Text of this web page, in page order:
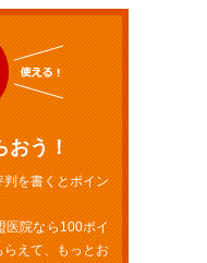
おう！
を書くとポイン
医院なら100ポイ
えて、もっとお